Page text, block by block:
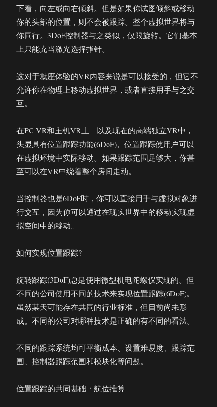
下看，向左或向右倾斜。但是如果你试图倾斜或移动
你的头部的位置，则不会被跟踪。整个虚拟世界将与
你同行。3DoF控制器与之类似，仅限旋转。它们基本
上只能充当激光选择指针。
这对于就座体验的VR内容来说是可以接受的，但它不
允许你在物理上移动虚拟世界，或者直接用手与之交
互。
在PC VR和主机VR上，以及现在的高端独立VR中，
头显具有位置跟踪功能(6DoF)。位置跟踪使用户可以
在虚拟环境中实际移动。如果跟踪范围足够大，你甚
至可以在VR中绕着整个房间走动。
当控制器也是6DoF时，你可以直接用手与虚拟对象进
行交互，因为你可以通过在现实世界中的移动实现虚
拟空间中的移动。
如何实现位置跟踪?
旋转跟踪(3DoF)总是使用微型机电陀螺仪实现的。但
不同的公司使用不同的技术来实现位置跟踪(6DoF)。
虽然某天可能存在共同的行业标准，但目前尚未形
成。不同的公司对哪种技术是正确的有不同的看法。
不同的跟踪系统均可平衡成本、设置难易度、跟踪范
围、控制器跟踪范围和模块化等问题。
位置跟踪的共同基础：航位推算